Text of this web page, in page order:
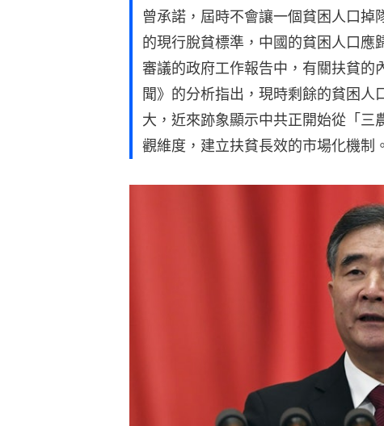
曾承諾，屆時不會讓一個貧困人口掉
的現行脫貧標準，中國的貧困人口應
審議的政府工作報告中，有關扶貧的
聞》的分析指出，現時剩餘的貧困人
大，近來跡象顯示中共正開始從「三
觀維度，建立扶貧長效的市場化機制。